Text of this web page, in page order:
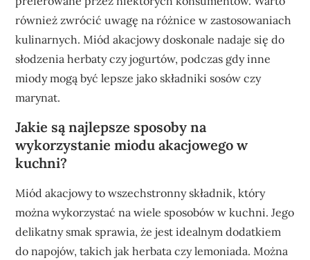
również zwrócić uwagę na różnice w zastosowaniach
kulinarnych. Miód akacjowy doskonale nadaje się do
słodzenia herbaty czy jogurtów, podczas gdy inne
miody mogą być lepsze jako składniki sosów czy
marynat.
Jakie są najlepsze sposoby na
wykorzystanie miodu akacjowego w
kuchni?
Miód akacjowy to wszechstronny składnik, który
można wykorzystać na wiele sposobów w kuchni. Jego
delikatny smak sprawia, że jest idealnym dodatkiem
do napojów, takich jak herbata czy lemoniada. Można